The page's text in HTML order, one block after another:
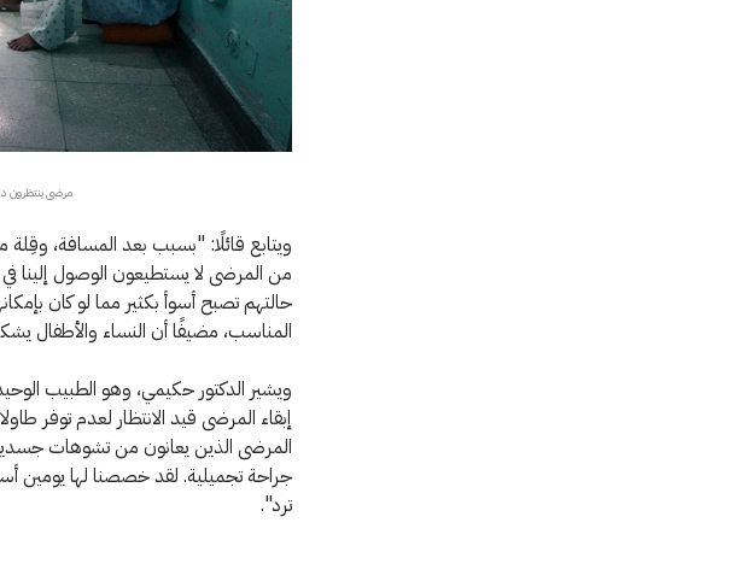
مرضى ينتظرون
من المرضى لا يستطيعون الوصول إلينا
حالتهم تصبح أسوأ بكثير مما لو كان
المناسب، مضيفًا أن النساء والأطفال
ويشير الدكتور حكيمي، وهو الطبيب
إبقاء المرضى قيد الانتظار لعدم توفر
المرضى الذين يعانون من تشوهات
جراحة تجميلية. لقد خصصنا لها يومين
ترد".